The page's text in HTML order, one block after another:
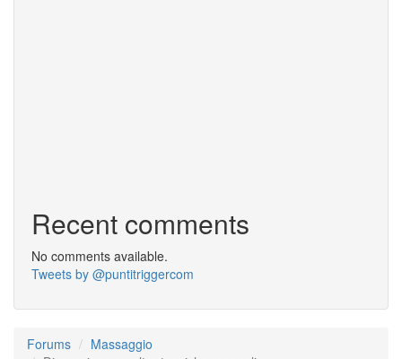
Recent comments
No comments available.
Tweets by @puntitriggercom
Forums
Massaggio